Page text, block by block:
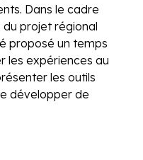
Dans le cadre
projet régional
proposé un temps
les expériences au
les outils
développer de